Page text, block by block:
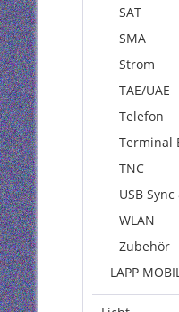
SAT
SMA
Strom
TAE/UAE
Telefon
Terminal
TNC
USB
WLAN
Zubehör
LAPP